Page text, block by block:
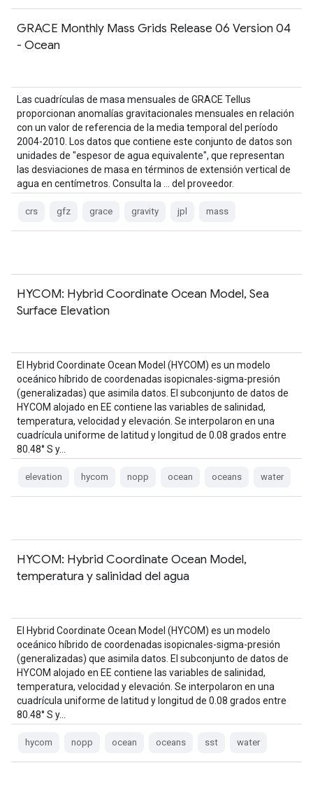
GRACE Monthly Mass Grids Release 06 Version 04
- Ocean
Las cuadrículas de masa mensuales de GRACE Tellus
proporcionan anomalías gravitacionales mensuales en relación
con un valor de referencia de la media temporal del período
2004-2010. Los datos que contiene este conjunto de datos son
unidades de "espesor de agua equivalente", que representan
las desviaciones de masa en términos de extensión vertical de
agua en centímetros. Consulta la … del proveedor.
crs gfz grace gravity jpl mass
HYCOM: Hybrid Coordinate Ocean Model, Sea
Surface Elevation
El Hybrid Coordinate Ocean Model (HYCOM) es un modelo
oceánico híbrido de coordenadas isopicnales-sigma-presión
(generalizadas) que asimila datos. El subconjunto de datos de
HYCOM alojado en EE contiene las variables de salinidad,
temperatura, velocidad y elevación. Se interpolaron en una
cuadrícula uniforme de latitud y longitud de 0.08 grados entre
80.48° S y…
elevation hycom nopp ocean oceans water
HYCOM: Hybrid Coordinate Ocean Model,
temperatura y salinidad del agua
El Hybrid Coordinate Ocean Model (HYCOM) es un modelo
oceánico híbrido de coordenadas isopicnales-sigma-presión
(generalizadas) que asimila datos. El subconjunto de datos de
HYCOM alojado en EE contiene las variables de salinidad,
temperatura, velocidad y elevación. Se interpolaron en una
cuadrícula uniforme de latitud y longitud de 0.08 grados entre
80.48° S y…
hycom nopp ocean oceans sst water